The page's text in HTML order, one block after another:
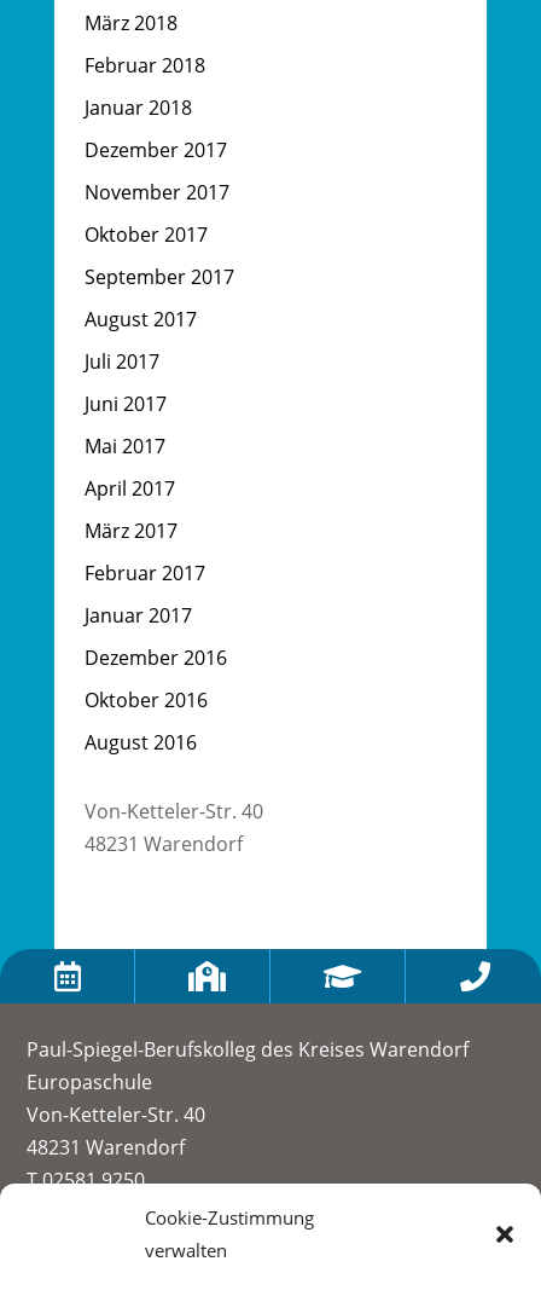
Cookie-Zustimmung
verwalten
März 2018
Februar 2018
Januar 2018
Dezember 2017
November 2017
Oktober 2017
September 2017
August 2017
Juli 2017
Juni 2017
Mai 2017
April 2017
März 2017
Februar 2017
Januar 2017
Dezember 2016
Oktober 2016
August 2016
Von-Ketteler-Str. 40
48231 Warendorf
   
Paul-Spiegel-Berufskolleg des Kreises Warendorf
Europaschule
Von-Ketteler-Str. 40
48231 Warendorf
T 02581 9250
info@paul-spiegel-berufskolleg.eu